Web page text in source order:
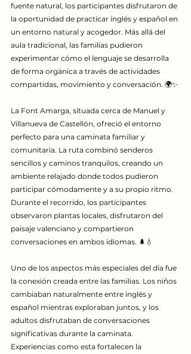
fuente natural, los participantes disfrutaron de
la oportunidad de practicar inglés y español en
un entorno natural y acogedor. Más allá del
aula tradicional, las familias pudieron
experimentar cómo el lenguaje se desarrolla
de forma orgánica a través de actividades
compartidas, movimiento y conversación. 🌍✨
La Font Amarga, situada cerca de Manuel y
Villanueva de Castellón, ofreció el entorno
perfecto para una caminata familiar y
comunitaria. La ruta combinó senderos
sencillos y caminos tranquilos, creando un
ambiente relajado donde todos pudieron
participar cómodamente y a su propio ritmo.
Durante el recorrido, los participantes
observaron plantas locales, disfrutaron del
paisaje valenciano y compartieron
conversaciones en ambos idiomas. 🌲💧
Uno de los aspectos más especiales del día fue
la conexión creada entre las familias. Los niños
cambiaban naturalmente entre inglés y
español mientras exploraban juntos, y los
adultos disfrutaban de conversaciones
significativas durante la caminata.
Experiencias como esta fortalecen la